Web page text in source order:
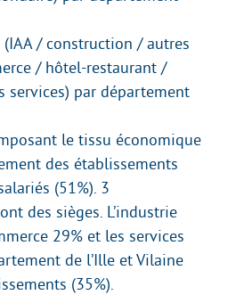
/ construction / autres
/ hôtel-restaurant /
services) par département
le tissu économique
des établissements
(51%). 3
des sièges. L’industrie
29% et les services
de l’Ille et Vilaine
(35%).